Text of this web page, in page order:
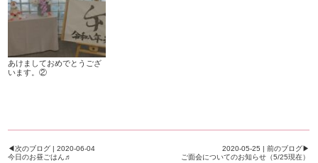
あけましておめでとうござ
います。②
◀次のブログ | 2020-06-04
今日のお昼ごはん♬
2020-05-25 | 前のブログ▶
ご面会についてのお知らせ（5/25現在）